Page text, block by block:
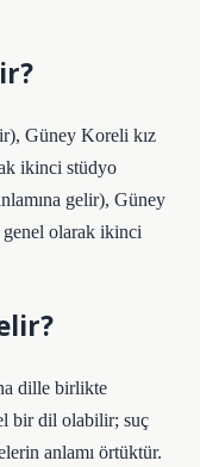
Güney Koreli kız
ikinci stüdyo
gelir), Güney
olarak ikinci
dille birlikte
bir dil olabilir; suç
anlamı örtüktür.